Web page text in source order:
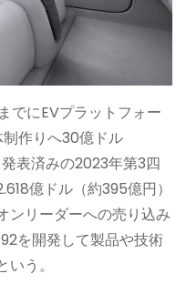
でにEVプラットフォー
作りへ30億ドル
表済みの2023年第3四
億ドル（約395億円）
ンリーダーへの売り込み
を開発して製品や技術
う。